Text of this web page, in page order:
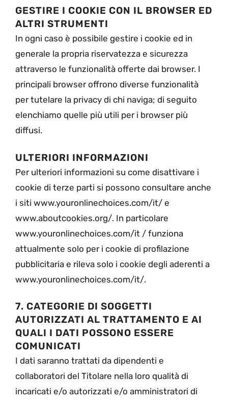
GESTIRE I COOKIE CON IL BROWSER ED
ALTRI STRUMENTI
In ogni caso è possibile gestire i cookie ed in
generale la propria riservatezza e sicurezza
attraverso le funzionalità offerte dai browser. I
principali browser offrono diverse funzionalità
per tutelare la privacy di chi naviga; di seguito
elenchiamo quelle più utili per i browser più
diffusi.
ULTERIORI INFORMAZIONI
Per ulteriori informazioni su come disattivare i
cookie di terze parti si possono consultare anche
i siti www.youronlinechoices.com/it/ e
www.aboutcookies.org/. In particolare
www.youronlinechoices.com/it / funziona
attualmente solo per i cookie di profilazione
pubblicitaria e rileva solo i cookie degli aderenti a
www.youronlinechoices.com/it/.
7. CATEGORIE DI SOGGETTI
AUTORIZZATI AL TRATTAMENTO E AI
QUALI I DATI POSSONO ESSERE
COMUNICATI
I dati saranno trattati da dipendenti e
collaboratori del Titolare nella loro qualità di
incaricati e/o autorizzati e/o amministratori di